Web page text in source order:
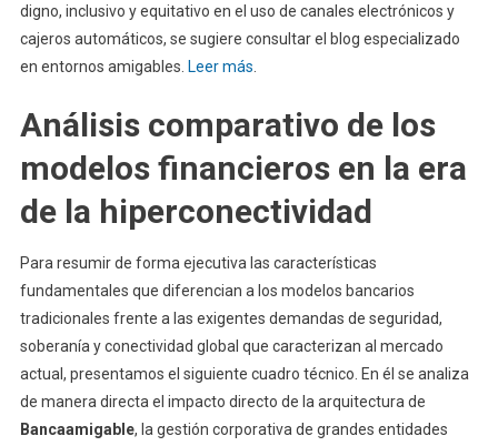
digno, inclusivo y equitativo en el uso de canales electrónicos y
cajeros automáticos, se sugiere consultar el blog especializado
en entornos amigables. Leer más
Análisis comparativo de los
modelos financieros en la era
de la hiperconectividad
Para resumir de forma ejecutiva las características
fundamentales que diferencian a los modelos bancarios
tradicionales frente a las exigentes demandas de seguridad,
soberanía y conectividad global que caracterizan al mercado
actual, presentamos el siguiente cuadro técnico. En él se analiza
de manera directa el impacto directo de la arquitectura de
Bancaamigable, la gestión corporativa de grandes entidades